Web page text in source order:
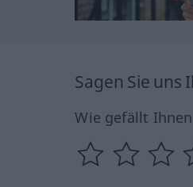
Sagen Sie uns
Wie gefällt